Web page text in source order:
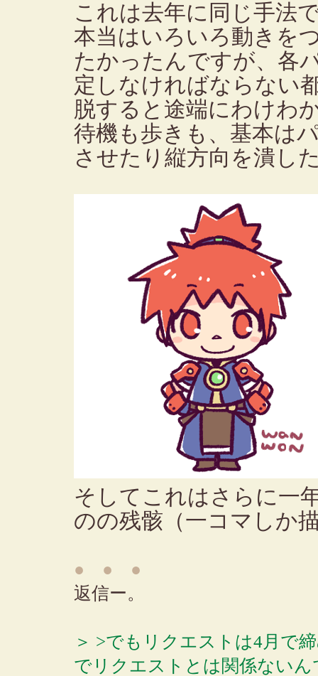
これは去年に同じ手法
本当はいろいろ動きを
たかったんですが、各
定しなければならない
脱すると途端にわけわ
待機も歩きも、基本は
させたり縦方向を潰し
そしてこれはさらに一
のの残骸（一コマしか
● ● ●
返信ー。
＞ >でもリクエストは4月で
でリクエストとは関係ない